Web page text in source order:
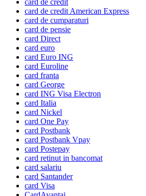
card de credit
card de credit American Express
card de cumparaturi
card de pensie
card Direct
card euro
card Euro ING
card Euroline
card franta
card George
card ING Visa Electron
card Italia
card Nickel
card One Pay
card Postbank
card Postbank Vpay
card Postepay
card retinut in bancomat
card salariu
card Santander
card Visa